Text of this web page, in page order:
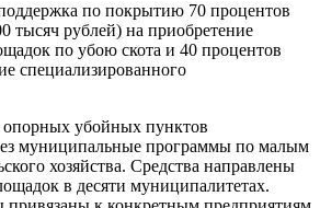
по покрытию 70 процентов
тысяч рублей) на приобретение
по убою скота и 40 процентов
специализированного
опорных убойных пунктов
муниципальные программы по малым
хозяйства. Средства направлены
в десяти муниципалитетах.